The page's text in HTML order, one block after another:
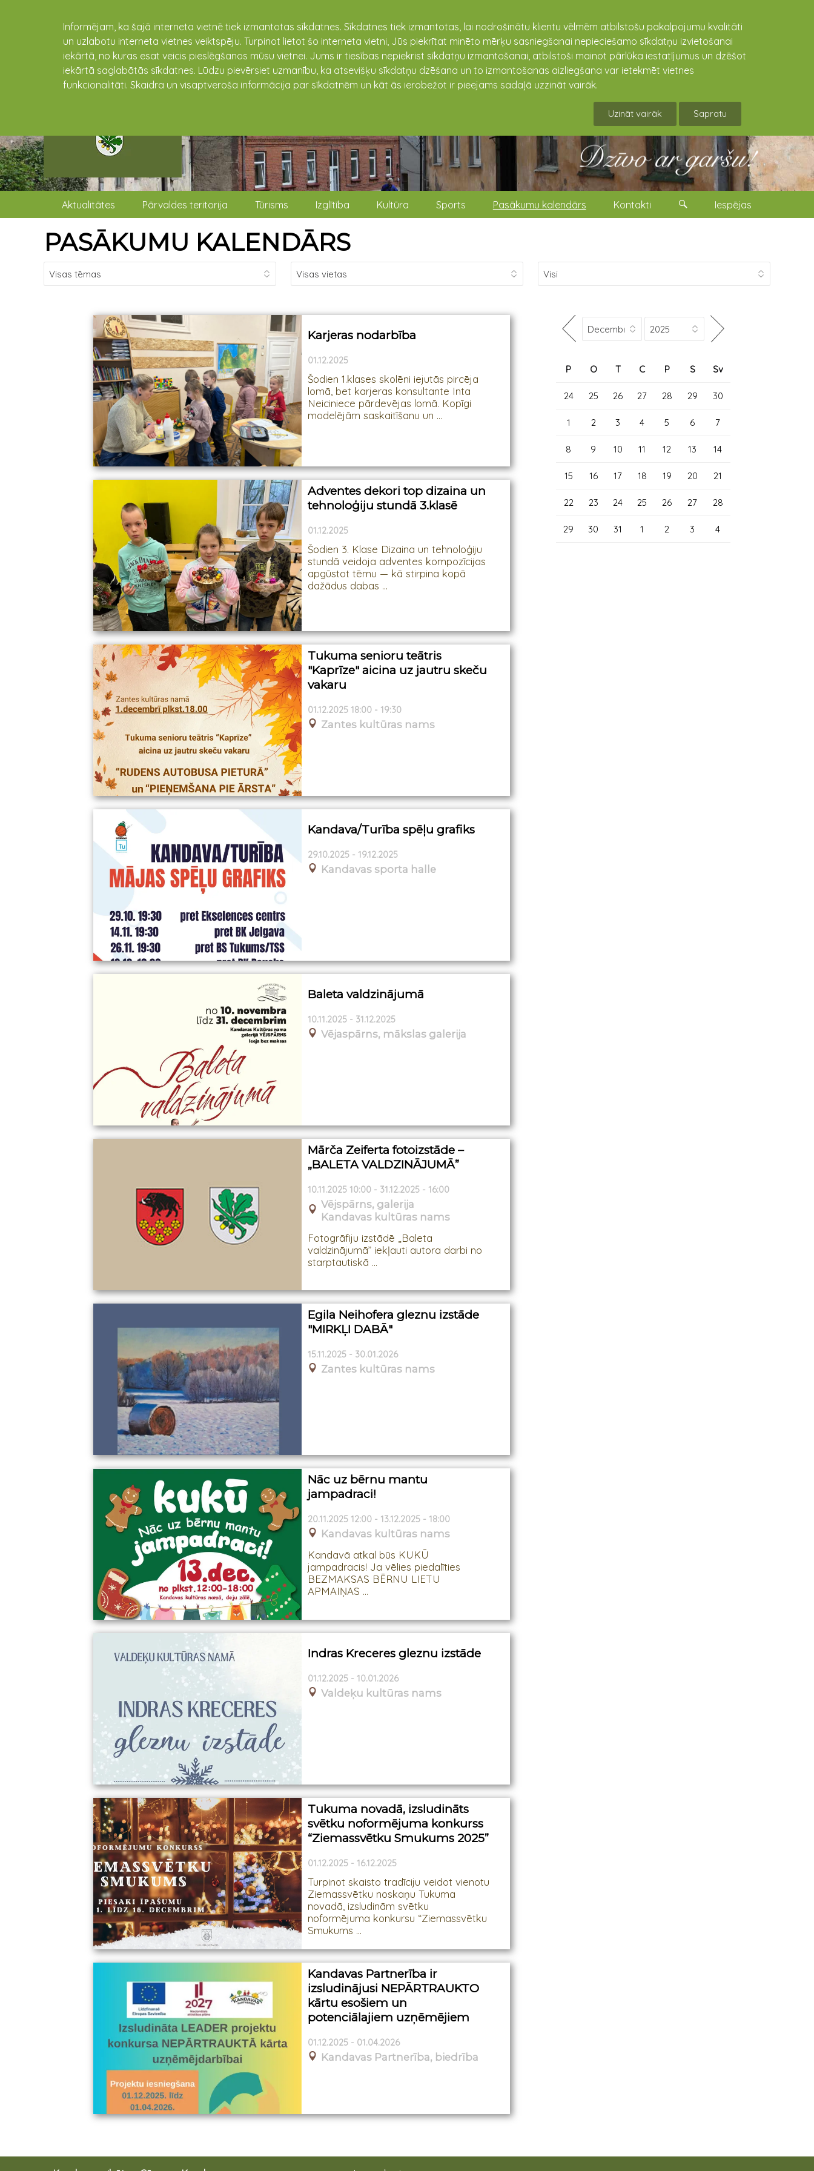
Informējam, ka šajā interneta vietnē tiek izmantotas sīkdatnes. Sīkdatnes tiek izmantotas, lai nodrošinātu klientu vēlmēm atbilstošu pakalpojumu kvalitāti
un uzlabotu interneta vietnes veiktspēju. Turpinot lietot šo interneta vietni, Jūs piekrītat minēto mērķu sasniegšanai nepieciešamo sīkdatņu izvietošanai
iekārtā, no kuras esat veicis pieslēgšanos mūsu vietnei. Jums ir tiesības nepiekrist sīkdatņu izmantošanai, atbilstoši mainot pārlūka iestatījumus un dzēšot
iekārtā saglabātās sīkdatnes. Lūdzu pievērsiet uzmanību, ka atsevišķu sīkdatņu dzēšana un to izmantošanas aizliegšana var ietekmēt vietnes
funkcionalitāti. Skaidra un visaptveroša informācija par sīkdatnēm un kāt ās ierobežot ir pieejams sadaļā uzzināt vairāk.
Uzināt vairāk Sapratu
Aktualitātes Pārvaldes teritorija Tūrisms Izglītība Kultūra Sports Pasākumu kalendārs Kontakti Iespējas
PASĀKUMU KALENDĀRS
Karjeras nodarbība
01.12.2025
Šodien 1.klases skolēni iejutās pircēja
lomā, bet karjeras konsultante Inta
Neiciniece pārdevējas lomā. Kopīgi
modelējām saskaitīšanu un ...
Adventes dekori top dizaina un
tehnoloģiju stundā 3.klasē
01.12.2025
Šodien 3. Klase Dizaina un tehnoloģiju
stundā veidoja adventes kompozīcijas
apgūstot tēmu — kā stirpina kopā
dažādus dabas ...
Tukuma senioru teātris
"Kaprīze" aicina uz jautru skeču
vakaru
01.12.2025 18:00 - 19:30
Zantes kultūras nams
Kandava/Turība spēļu grafiks
29.10.2025 - 19.12.2025
Kandavas sporta halle
Baleta valdzinājumā
10.11.2025 - 31.12.2025
Vējaspārns, mākslas galerija
Mārča Zeiferta fotoizstāde –
„BALETA VALDZINĀJUMĀ”
10.11.2025 10:00 - 31.12.2025 - 16:00
Vējspārns, galerija
Kandavas kultūras nams
Fotogrāfiju izstādē „Baleta
valdzinājumā” iekļauti autora darbi no
starptautiskā ...
Egila Neihofera gleznu izstāde
"MIRKĻI DABĀ"
15.11.2025 - 30.01.2026
Zantes kultūras nams
Nāc uz bērnu mantu
jampadraci!
20.11.2025 12:00 - 13.12.2025 - 18:00
Kandavas kultūras nams
Kandavā atkal būs KUKŪ
jampadracis! Ja vēlies piedalīties
BEZMAKSAS BĒRNU LIETU
APMAIŅAS ...
Indras Kreceres gleznu izstāde
01.12.2025 - 10.01.2026
Valdeķu kultūras nams
Tukuma novadā, izsludināts
svētku noformējuma konkurss
“Ziemassvētku Smukums 2025”
01.12.2025 - 16.12.2025
Turpinot skaisto tradīciju veidot vienotu
Ziemassvētku noskaņu Tukuma
novadā, izsludinām svētku
noformējuma konkursu “Ziemassvētku
Smukums ...
Kandavas Partnerība ir
izsludinājusi NEPĀRTRAUKTO
kārtu esošiem un
potenciālajiem uzņēmējiem
01.12.2025 - 01.04.2026
Kandavas Partnerība, biedrība
P O T C P S Sv
24 25 26 27 28 29 30
1 2 3 4 5 6 7
8 9 10 11 12 13 14
15 16 17 18 19 20 21
22 23 24 25 26 27 28
29 30 31 1 2 3 4